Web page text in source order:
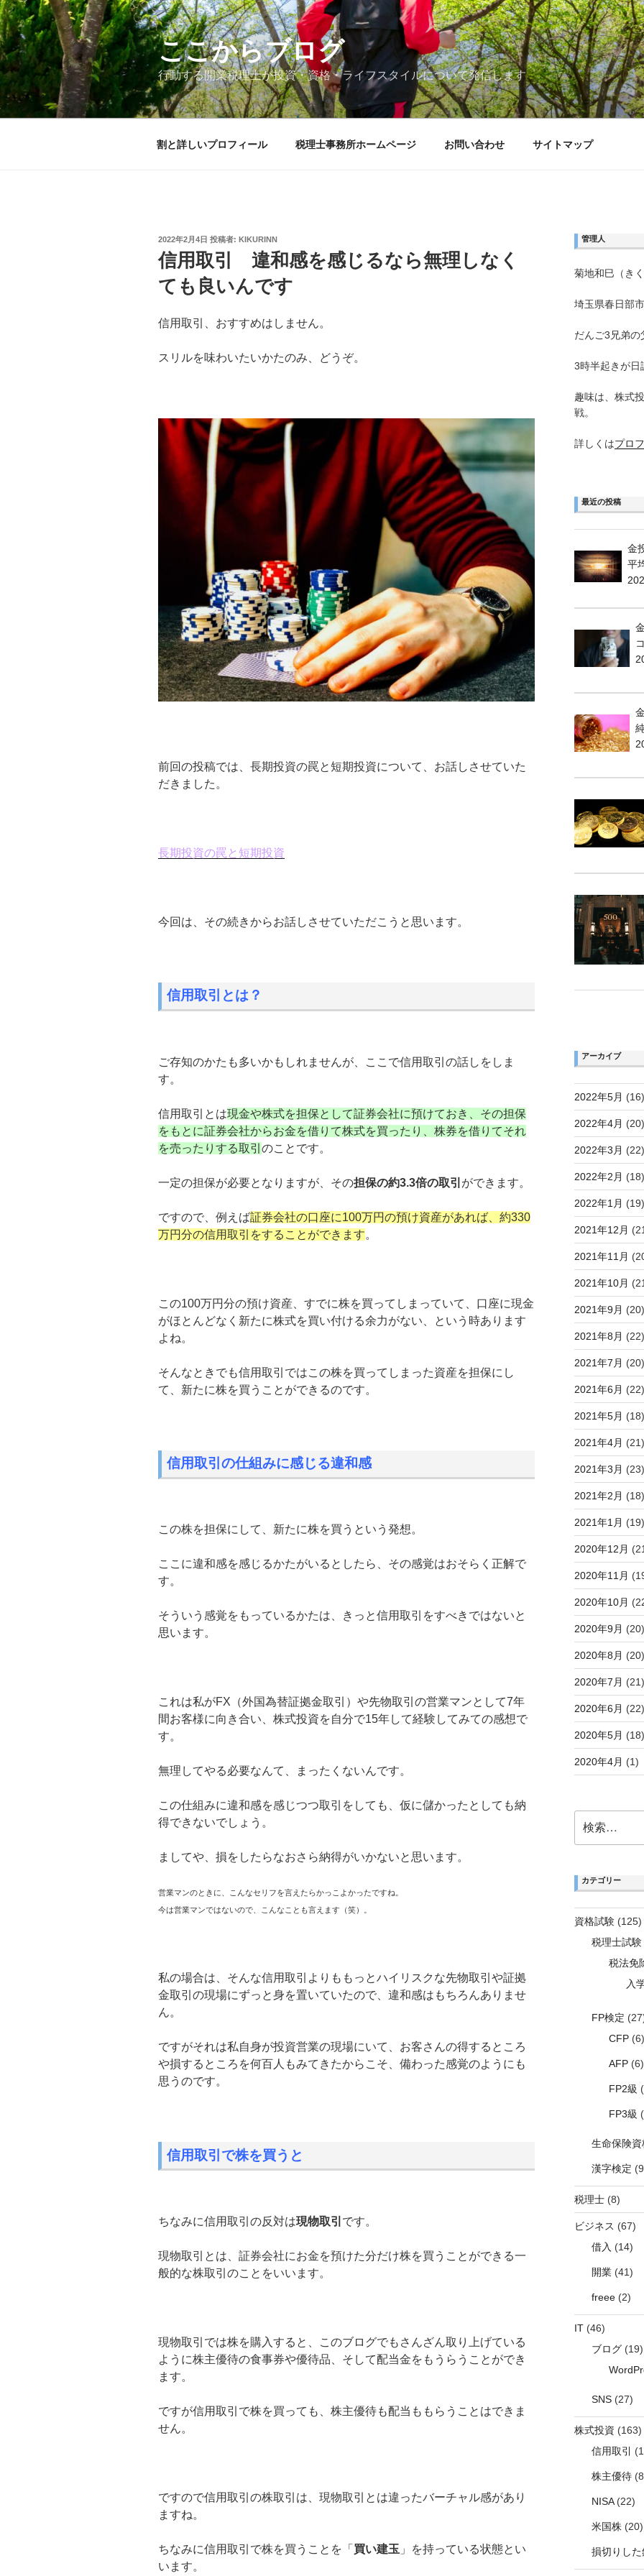
コ
ン
テ
ン
ツ
へ
ス
ここからブログ
行動する開業税理士が投資・資格・ライフスタイルについて発信します
割と詳しいプロフィール 税理士事務所ホームページ お問い合わせ サイトマップ
投
稿
日:
2022年2月4日 投稿者: KIKURINN
信用取引 違和感を感じるなら無理しなく
ても良いんです
信用取引、おすすめはしません。
スリルを味わいたいかたのみ、どうぞ。
前回の投稿では、長期投資の罠と短期投資について、お話しさせていた
だきました。
長期投資の罠と短期投資
今回は、その続きからお話しさせていただこうと思います。
信用取引とは？
ご存知のかたも多いかもしれませんが、ここで信用取引の話しをしま
す。
信用取引とは現金や株式を担保として証券会社に預けておき、その担保
をもとに証券会社からお金を借りて株式を買ったり、株券を借りてそれ
を売ったりする取引 のことです。
一定の担保が必要となりますが、その担保の約3.3倍の取引 ができます。
ですので、例えば証券会社の口座に100万円の預け資産があれば、約330
万円分の信用取引をすることができます。
この100万円分の預け資産、すでに株を買ってしまっていて、口座に現金
がほとんどなく新たに株式を買い付ける余力がない、という時あります
よね。
そんなときでも信用取引ではこの株を買ってしまった資産を担保にし
て、新たに株を買うことができるのです。
信用取引の仕組みに感じる違和感
この株を担保にして、新たに株を買うという発想。
ここに違和感を感じるかたがいるとしたら、その感覚はおそらく正解で
す。
そういう感覚をもっているかたは、きっと信用取引をすべきではないと
思います。
これは私がFX（外国為替証拠金取引）や先物取引の営業マンとして7年
間お客様に向き合い、株式投資を自分で15年して経験してみての感想で
す。
無理してやる必要なんて、まったくないんです。
この仕組みに違和感を感じつつ取引をしても、仮に儲かったとしても納
得できないでしょう。
ましてや、損をしたらなおさら納得がいかないと思います。
営業マンのときに、こんなセリフを言えたらかっこよかったですね。
今は営業マンではないので、こんなことも言えます（笑）。
私の場合は、そんな信用取引よりももっとハイリスクな先物取引や証拠
金取引の現場にずっと身を置いていたので、違和感はもちろんありませ
ん。
ですがそれは私自身が投資営業の現場にいて、お客さんの得するところ
や損するところを何百人もみてきたからこそ、備わった感覚のようにも
思うのです。
信用取引で株を買うと
ちなみに信用取引の反対は現物取引 です。
現物取引とは、証券会社にお金を預けた分だけ株を買うことができる一
般的な株取引のことをいいます。
現物取引では株を購入すると、このブログでもさんざん取り上げている
ように株主優待の食事券や優待品、そして配当金をもうらうことができ
ます。
ですが信用取引で株を買っても、株主優待も配当ももらうことはできま
せん。
ですので信用取引の株取引は、現物取引とは違ったバーチャル感があり
ますね。
ちなみに信用取引で株を買うことを「 買い建玉 」を持っている状態とい
います。
管理人
菊地和巳（きく
埼玉県春日部
だんご3兄弟の
3時半起きが日
趣味は、株式
戦。
詳しくはプロ
最近の投稿
金
平
アーカイブ
2022年5月 (16)
2022年4月 (20)
2022年3月 (22)
2022年2月 (18)
2022年1月 (19)
2021年12月
2021年11月
2021年10月
2021年9月 (20)
2021年8月 (22)
2021年7月 (20)
2021年6月 (22)
2021年5月 (18)
2021年4月 (21)
2021年3月 (23)
2021年2月 (18)
2021年1月 (19)
2020年12月
2020年11月
2020年10月
2020年9月 (20)
2020年8月 (20)
2020年7月 (21)
2020年6月 (22)
2020年5月 (18)
2020年4月 (1)
索:
カテゴリー
資格試験(125)
税理士試験
税法免
入
FP検定
CFP(6)
AFP(6)
FP2級
FP3級
生命保険資
漢字検定
税理士(8)
ビジネス (67)
借入 (14)
開業(41)
freee(2)
IT(46)
ブログ(19)
SNS(27)
株式投資 (163)
信用取引
株主優待
NISA(22)
米国株(20)
損切りした